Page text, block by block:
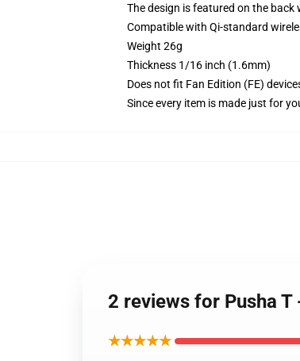
The design is featured on the
Compatible with Qi-standard
Weight 26g
Thickness 1/16 inch (1.6mm)
Does not fit Fan Edition (FE)
Since every item is made just for
2 reviews for Pusha T
★★★★★